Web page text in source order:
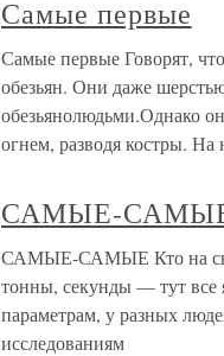
Самые первые
Самые первые Говорят,
обезьян. Они даже
обезьянолюдьми.Однако
огнем, разводя костры. На
САМЫЕ-
САМЫЕ-САМЫЕ Кто на
тонны, секунды — тут все
параметрам, у разных
исследованиям